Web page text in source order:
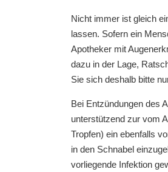
Nicht immer ist gleich
lassen. Sofern ein
Apotheker mit
dazu in der Lage,
Sie sich deshalb bitte
Bei Entzündungen des
unterstützend zur vom
Tropfen) ein ebenfalls
in den Schnabel
vorliegende Infektion